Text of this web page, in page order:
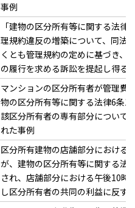
事例
「建物の区分所有等に関する法
理規約違反の増築について、同法
くとも管理規約の定めに基づき、
の履行を求める訴訟を提起し得る
マンションの区分所有者が管理費
物の区分所有等に関する法律6条1
該区分所有者の専有部分について
れた事例
区分所有建物の店舗部分における
が、建物の区分所有等に関する法
され、店舗部分における午後10
し区分所有者の共同の利益に反す